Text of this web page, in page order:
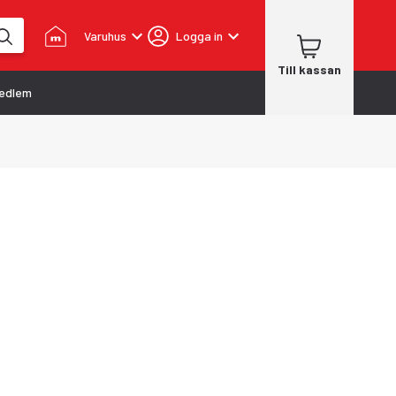
Varuhus Logga in
Till kassan